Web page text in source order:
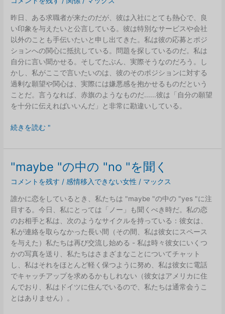
く
昨日、ある求職者が来たのだが、彼は入社にとても熱心で、良
い印象を与えたいと公言している。彼は特別なサービスや会社
以外のことも手伝いたいと申し出てきた。私は彼の応募とポジ
ションへの関心に抵抗している。問題を探しているのだ。私は
自分に言い聞かせる。そしてたぶん、実際そうなのだろう。し
かし、私がここで言いたいのは、彼のそのポジションに対する
過剰な願望や関心は、実際には嫌悪感を抱かせるものだという
ことだ。言うなれば、赤旗のようなものだ......彼は「自分の願望
を十分に伝えればいいんだ」と非常に勘違いしている。
あ
た
望
み
私
の
望
み
で
は
な
い
続きを読む "
"maybe "の中の "no "を聞く
コメントを残す /感情移入できない女性 / マックス
誰かに恋をしているとき、私たちは "maybe "の中の "yes "に注
目する。今日、私にとっては「ノー」も聞くべき時だ。私の恋
のお相手と私は、次のようなサイクルを持っている：彼女は、
私が連絡を取らなかった長い間（その間、私は彼女にスペース
を与えた）私たちは再び交流し始める - 私は時々彼女にいくつ
かの写真を送り、私たちはさまざまなことについてチャット
し、私はそれをほとんど軽く保つように努め、私は彼女に電話
でキャッチアップを求めるかもしれない（彼女はアメリカに住
んでおり、私はドイツに住んでいるので、私たちは通常会うこ
とはありません）。